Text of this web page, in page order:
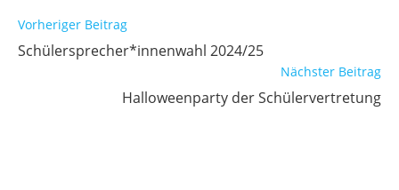
Vorheriger Beitrag
Schülersprecher*innenwahl 2024/25
Nächster Beitrag
Halloweenparty der Schülervertretung